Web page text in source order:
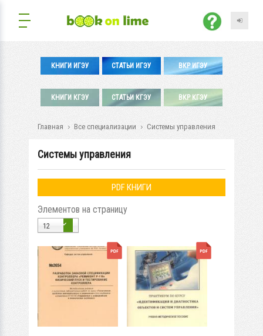
КНИГИ ИГЭУ СТАТЬИ ИГЭУ ВКР ИГЭУ
КНИГИ КГЭУ СТАТЬИ КГЭУ ВКР КГЭУ
Главная Все специализации Системы управления
Системы управления
PDF КНИГИ
Элементов на страницу
12